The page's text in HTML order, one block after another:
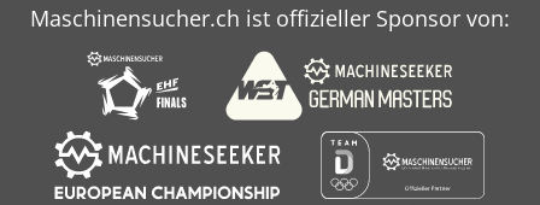
Maschinensucher.ch ist offizieller Sponsor von: